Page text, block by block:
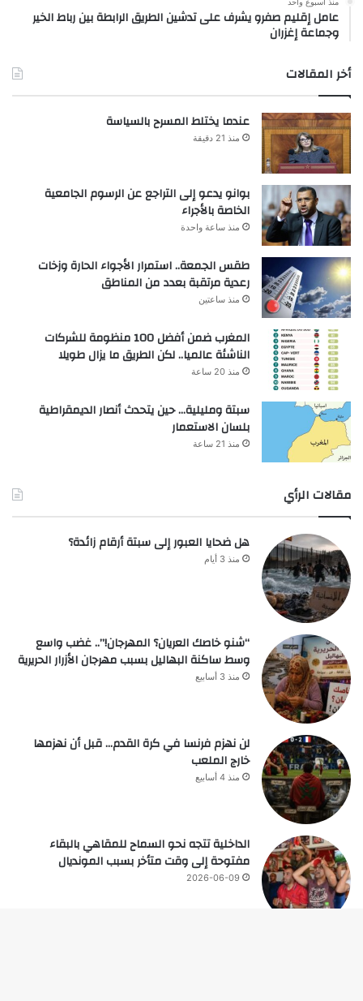
عامل إقليم صفرو يشرف على تدشين الطريق الرابطة بين رباط الخير
وجماعة إغزران
أخر المقالات
عندما يختلط المسرح بالسياسة
منذ 21 دقيقة
بوانو يدعو إلى التراجع عن الرسوم الجامعية
الخاصة بالأجراء
منذ ساعة واحدة
طقس الجمعة.. استمرار الأجواء الحارة وزخات
رعدية مرتقبة بعدد من المناطق
منذ ساعتين
المغرب ضمن أفضل 100 منظومة للشركات
الناشئة عالميا.. لكن الطريق ما يزال طويلا
منذ 20 ساعة
سبتة ومليلية… حين يتحدث أنصار الديمقراطية
بلسان الاستعمار
منذ 21 ساعة
مقالات الرأي
هل ضحايا العبور إلى سبتة أرقام زائدة؟
منذ 3 أيام
“شنو خاصك العريان؟ المهرجان!”.. غضب واسع
وسط ساكنة البهاليل بسبب مهرجان الأزرار الحريرية
منذ 3 أسابيع
لن نهزم فرنسا في كرة القدم… قبل أن نهزمها
خارج الملعب
منذ 4 أسابيع
الداخلية تتجه نحو السماح للمقاهي بالبقاء
مفتوحة إلى وقت متأخر بسبب المونديال
2026-06-09